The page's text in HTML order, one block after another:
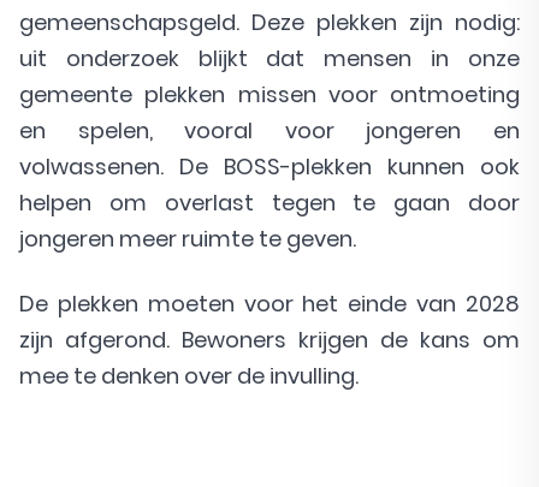
gemeenschapsgeld. Deze plekken zijn nodig:
uit onderzoek blijkt dat mensen in onze
gemeente plekken missen voor ontmoeting
en spelen, vooral voor jongeren en
volwassenen. De BOSS-plekken kunnen ook
helpen om overlast tegen te gaan door
jongeren meer ruimte te geven.
De plekken moeten voor het einde van 2028
zijn afgerond. Bewoners krijgen de kans om
mee te denken over de invulling.